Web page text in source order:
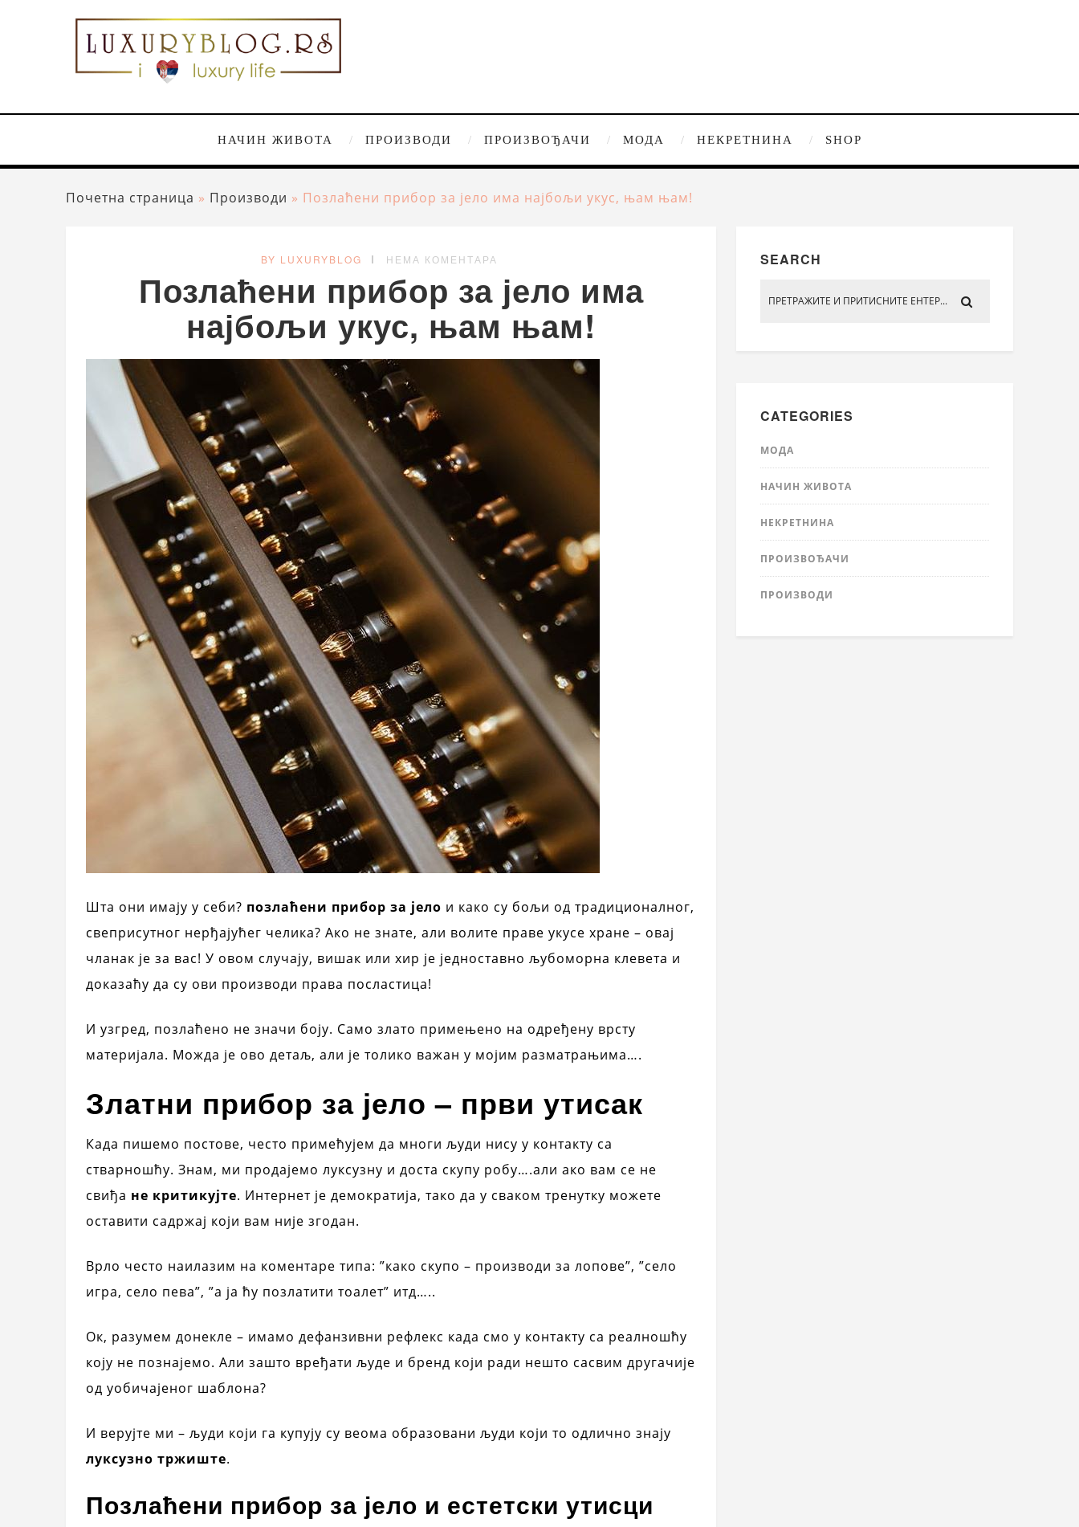
НАЧИН ЖИВОТА ПРОИЗВОДИ ПРОИЗВОЂАЧИ МОДА НЕКРЕТНИНА SHOP
Почетна страница » Производи » Позлаћени прибор за јело има најбољи укус, њам њам!
BY LUXURYBLOG НЕМА КОМЕНТАРА
Позлаћени прибор за јело има
најбољи укус, њам њам!
Шта они имају у себи? позлаћени прибор за јело и како су бољи од традиционалног,
свеприсутног нерђајућег челика? Ако не знате, али волите праве укусе хране – овај
чланак је за вас! У овом случају, вишак или хир је једноставно љубоморна клевета и
доказаћу да су ови производи права посластица!
И узгред, позлаћено не значи боју. Само злато примењено на одређену врсту
материјала. Можда је ово детаљ, али је толико важан у мојим разматрањима….
Златни прибор за јело – први утисак
Када пишемо постове, често примећујем да многи људи нису у контакту са
стварношћу. Знам, ми продајемо луксузну и доста скупу робу….али ако вам се не
свиђа не критикујте. Интернет је демократија, тако да у сваком тренутку можете
оставити садржај који вам није згодан.
Врло често наилазим на коментаре типа: ”како скупо – производи за лопове”, ”село
игра, село пева”, ”а ја ћу позлатити тоалет” итд…..
Ок, разумем донекле – имамо дефанзивни рефлекс када смо у контакту са реалношћу
коју не познајемо. Али зашто вређати људе и бренд који ради нешто сасвим другачије
од уобичајеног шаблона?
И верујте ми – људи који га купују су веома образовани људи који то одлично знају
луксузно тржиште.
Позлаћени прибор за јело и естетски утисци
SEARCH
CATEGORIES
МОДА
НАЧИН ЖИВОТА
НЕКРЕТНИНА
ПРОИЗВОЂАЧИ
ПРОИЗВОДИ